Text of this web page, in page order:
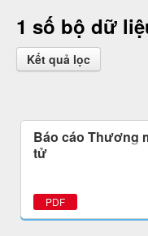
1 số bộ dữ
Kết quả lọc
Báo cáo Thương
tử
PDF